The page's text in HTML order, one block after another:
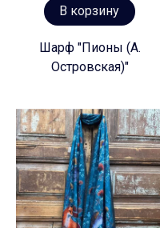
В корзину
Шарф "Пионы (А.
Островская)"